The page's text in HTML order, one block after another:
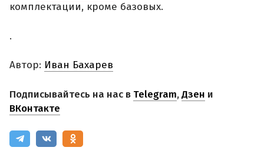
комплектации, кроме базовых.
.
Автор: Иван Бахарев
Подписывайтесь на нас в Telegram,Дзен и
ВКонтакте